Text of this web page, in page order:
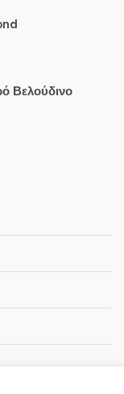
Βελούδινο